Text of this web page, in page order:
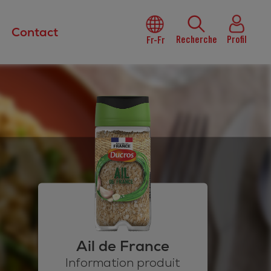
Contact
Fr-Fr Recherche Profil
Ail de France
Information produit